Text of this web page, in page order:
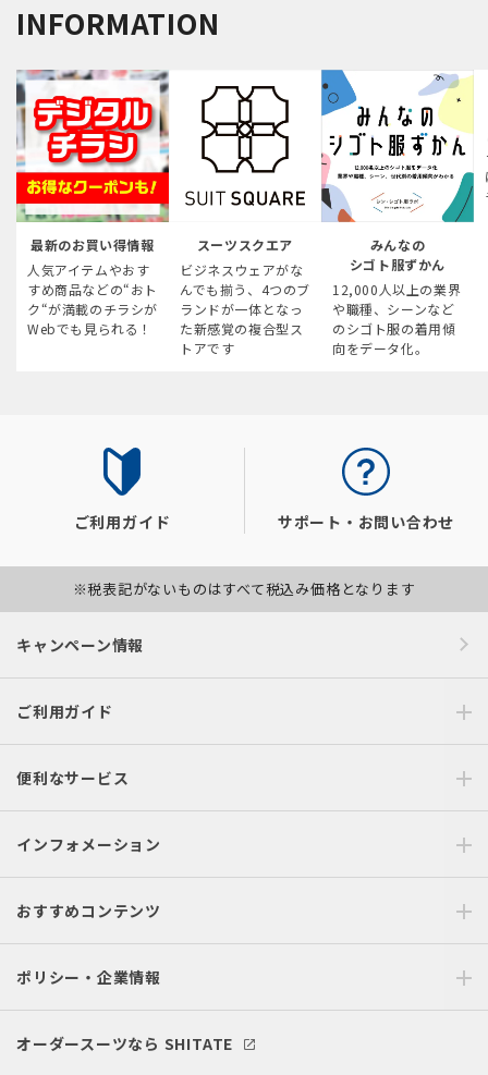
INFORMATION
最新のお買い得情報
人気アイテムやおす
すめ商品などの“おト
ク“が満載のチラシが
Webでも見られる！
スーツスクエア
ビジネスウェアがな
んでも揃う、4つのブ
ランドが一体となっ
た新感覚の複合型ス
トアです
みんなの
シゴト服ずかん
12,000人以上の業界
や職種、シーンなど
のシゴト服の着用傾
向をデータ化。
ご利用ガイド サポート・お問い合わせ
※税表記がないものはすべて税込み価格となります
キャンペーン情報
ご利用ガイド
便利なサービス
インフォメーション
おすすめコンテンツ
ポリシー・企業情報
オーダースーツなら SHITATE